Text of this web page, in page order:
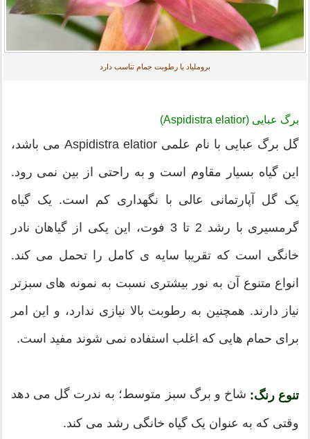
بروملیاد با رطوبت حمام تناسب دارد
برگ عبایی (Aspidistra elatior)
گل برگ عبایی با نام علمی Aspidistra elatior می باشد،
این گیاه بسیار مقاوم است و به راحتی از بین نمی رود.
یک گل آپارتمانی عالی با نگهداری کم است. یک گیاه
گرمسیری با رشد 2 تا 3 فوت، این یکی از گیاهان نادر
خانگی است که تقریبا سایه ی کامل را تحمل می کند.
انواع متنوع آن به نور بیشتری نسبت به نمونه های سبزتر
نیاز دارند. همچنین به رطوبت بالا نیازی ندارد، و این امر
برای حمام هایی که اغلب استفاده نمی شوند مفید است.
تنوع رنگ: شاخ و برگ سبز متوسط؛ به ندرت گل می دهد
وقتی که به عنوان یک گیاه خانگی رشد می کند.